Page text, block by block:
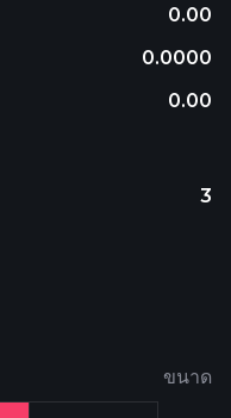
0.00
0.0000
0.00
3
ขนาด